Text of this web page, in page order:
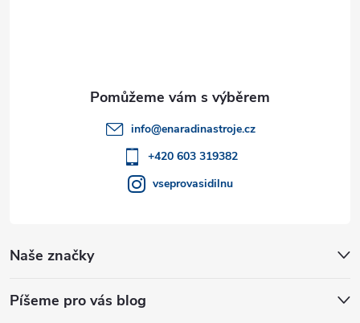
Naše značky
Píšeme pro vás blog
info@enaradinastroje.cz
+420 603 319382
vseprovasidilnu